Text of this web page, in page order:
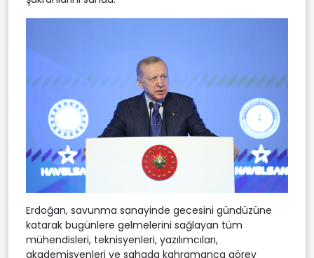
Erdoğan, savunma sanayinde gecesini gündüzüne
katarak bugünlere gelmelerini sağlayan tüm
mühendisleri, teknisyenleri, yazılımcıları,
akademisyenleri ve sahada kahramanca görev